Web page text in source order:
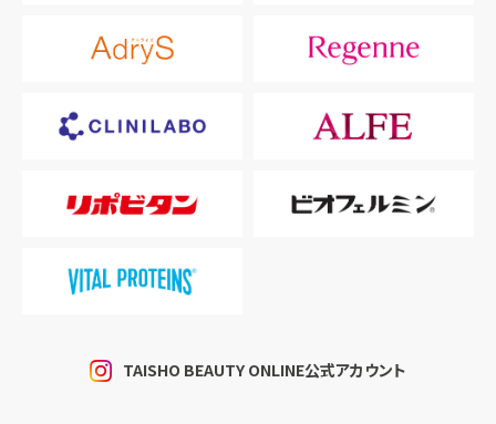
TAISHO BEAUTY ONLINE公式アカウント